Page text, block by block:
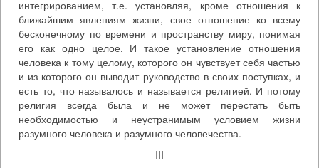
интегрированием, т.е. установляя, кроме отношения к
ближайшим явлениям жизни, свое отношение ко всему
бесконечному по времени и пространству миру, понимая
его как одно целое. И такое установление отношения
человека к тому целому, которого он чувствует себя частью
и из которого он выводит руководство в своих поступках, и
есть то, что называлось и называется религией. И потому
религия всегда была и не может перестать быть
необходимостью и неустранимым условием жизни
разумного человека и разумного человечества.
III